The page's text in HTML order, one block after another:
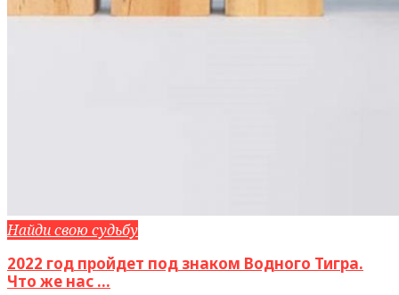
Найди свою судьбу
2022 год пройдет под знаком Водного Тигра.
Что же нас ...